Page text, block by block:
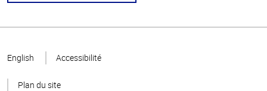
page
English Accessibilité
Plan du site